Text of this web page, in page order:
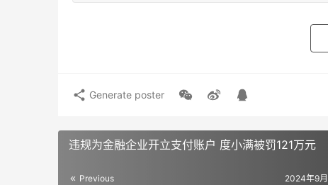
Generate poster
违规为金融企业开立支付账户 度小满被罚121万元
Previous 2024年9月